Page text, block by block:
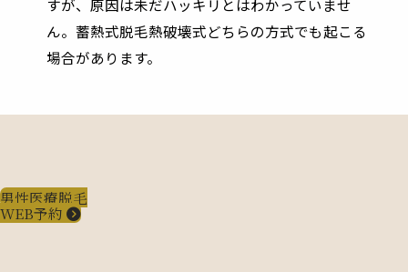
すが、原因は未だハッキリとはわかっていませ
ん。蓄熱式脱毛熱破壊式どちらの方式でも起こる
場合があります。
男性医療脱毛
WEB予約